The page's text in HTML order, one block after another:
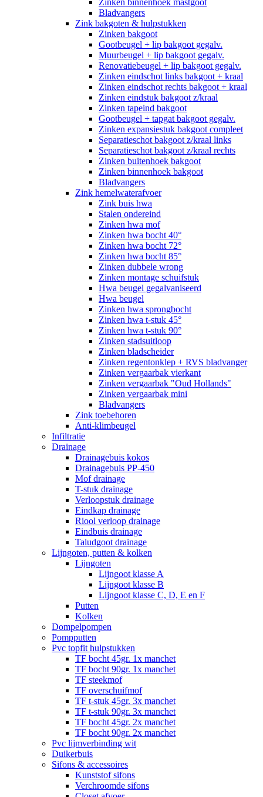
Zinken binnenhoek mastgoot
Bladvangers
Zink bakgoten & hulpstukken
Zinken bakgoot
Gootbeugel + lip bakgoot gegalv.
Muurbeugel + lip bakgoot gegalv.
Renovatiebeugel + lip bakgoot gegalv.
Zinken eindschot links bakgoot + kraal
Zinken eindschot rechts bakgoot + kraal
Zinken eindstuk bakgoot z/kraal
Zinken tapeind bakgoot
Gootbeugel + tapgat bakgoot gegalv.
Zinken expansiestuk bakgoot compleet
Separatieschot bakgoot z/kraal links
Separatieschot bakgoot z/kraal rechts
Zinken buitenhoek bakgoot
Zinken binnenhoek bakgoot
Bladvangers
Zink hemelwaterafvoer
Zink buis hwa
Stalen ondereind
Zinken hwa mof
Zinken hwa bocht 40°
Zinken hwa bocht 72°
Zinken hwa bocht 85°
Zinken dubbele wrong
Zinken montage schuifstuk
Hwa beugel gegalvaniseerd
Hwa beugel
Zinken hwa sprongbocht
Zinken hwa t-stuk 45°
Zinken hwa t-stuk 90°
Zinken stadsuitloop
Zinken bladscheider
Zinken regentonklep + RVS bladvanger
Zinken vergaarbak vierkant
Zinken vergaarbak "Oud Hollands"
Zinken vergaarbak mini
Bladvangers
Zink toebehoren
Anti-klimbeugel
Infiltratie
Drainage
Drainagebuis kokos
Drainagebuis PP-450
Mof drainage
T-stuk drainage
Verloopstuk drainage
Eindkap drainage
Riool verloop drainage
Eindbuis drainage
Taludgoot drainage
Lijngoten, putten & kolken
Lijngoten
Lijngoot klasse A
Lijngoot klasse B
Lijngoot klasse C, D, E en F
Putten
Kolken
Dompelpompen
Pompputten
Pvc topfit hulpstukken
TF bocht 45gr. 1x manchet
TF bocht 90gr. 1x manchet
TF steekmof
TF overschuifmof
TF t-stuk 45gr. 3x manchet
TF t-stuk 90gr. 3x manchet
TF bocht 45gr. 2x manchet
TF bocht 90gr. 2x manchet
Pvc lijmverbinding wit
Duikerbuis
Sifons & accessoires
Kunststof sifons
Verchroomde sifons